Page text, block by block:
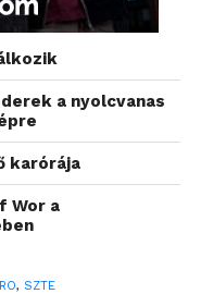
készítene a 2D
ötletetVarga László
és
és Számítógépes
gondolták tovább,
egyetemen. Az óra
– az idei
a nyolcvanas
karórája
Wor a
, SZTE